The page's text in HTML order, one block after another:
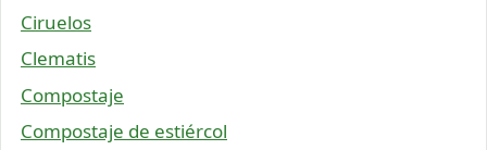
Ciruelos
Clematis
Compostaje
Compostaje de estiércol